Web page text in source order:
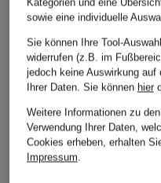
Kategorien und eine
sowie eine individuelle
Sie können Ihre Tool-
widerrufen (z.B. im
jedoch keine Auswirkung auf
Ihrer Daten. Sie können hier
Weitere Informationen zu
Verwendung Ihrer Daten,
Cookies erheben, erhalten
Impressum.